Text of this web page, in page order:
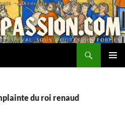
du roi renaud